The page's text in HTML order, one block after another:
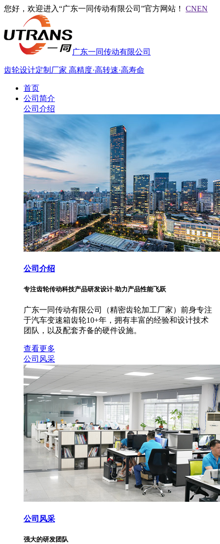
您好，欢迎进入“广东一同传动有限公司”官方网站！ CNEN
广东一同传动有限公司
齿轮设计定制厂家 高精度·高转速·高寿命
首页
公司简介
公司介绍
公司介绍
专注齿轮传动科技产品研发设计·助力产品性能飞跃
广东一同传动有限公司（精密齿轮加工厂家）前身专注
于汽车变速箱齿轮10+年，拥有丰富的经验和设计技术
团队，以及配套齐备的硬件设施。
查看更多
公司风采
公司风采
强大的研发团队